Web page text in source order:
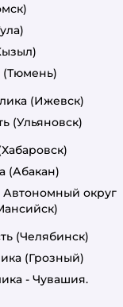
(Тюмень)
(Ижевск)
(Ульяновск)
(Абакан)
округ
(Челябинск)
(Грозный)
- Чувашия.